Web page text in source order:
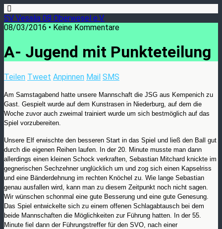
SV Vesalia 08 Oberwesel e.V.
08/03/2016 • Keine Kommentare
A- Jugend mit Punkteteilung
Teilen Tweet Anpinnen Mail SMS
Am Samstagabend hatte unsere Mannschaft die JSG aus Kempenich zu
Gast. Gespielt wurde auf dem Kunstrasen in Niederburg, auf dem die
Woche zuvor auch zweimal trainiert wurde um sich bestmöglich auf das
Spiel vorzubereiten.
Unsere Elf erwischte den besseren Start in das Spiel und ließ den Ball gut
durch die eigenen Reihen laufen. In der 20. Minute musste man dann
allerdings einen kleinen Schock verkraften, Sebastian Mitchard knickte im
gegnerischen Sechzehner unglücklich um und zog sich einen Kapselriss
und eine Bänderdehnung im rechten Knöchel zu. Wie lange Sebastian
genau ausfallen wird, kann man zu diesem Zeitpunkt noch nicht sagen.
Wir wünschen schonmal eine gute Besserung und eine gute Genesung.
Das Spiel entwickelte sich zu einem offenen Schlagabtausch bei dem
beide Mannschaften die Möglichkeiten zur Führung hatten. In der 55.
Minute fiel dann der Führungstreffer für den SVO, nach einer